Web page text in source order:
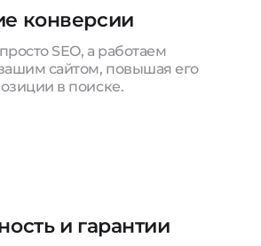
конверсии
SEO, а работаем
сайтом, повышая его
в поиске.
и гарантии